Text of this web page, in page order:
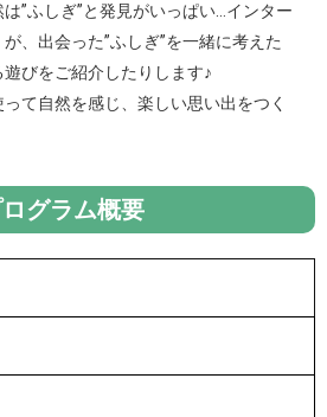
”ふしぎ”と発見がいっぱい…インター
、出会った”ふしぎ”を一緒に考えた
びをご紹介したりします♪
て自然を感じ、楽しい思い出をつく
グラム概要